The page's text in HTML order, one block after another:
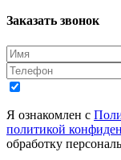
Заказать звонок
Я ознакомлен с
политикой
обработку